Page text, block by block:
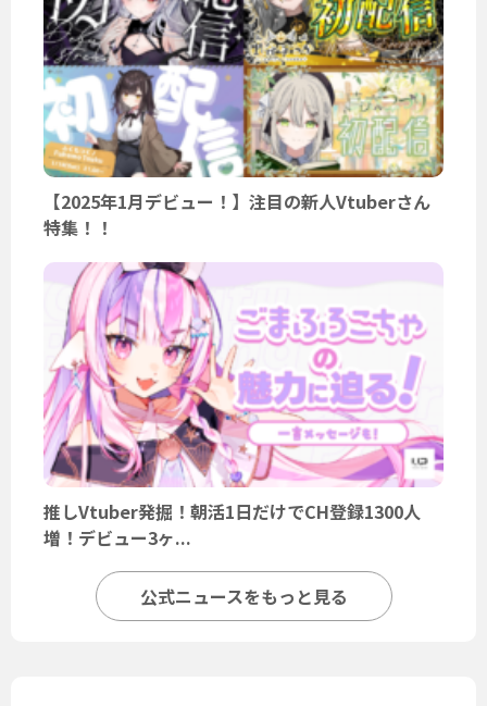
【2025年1月デビュー！】注目の新人Vtuberさん
特集！！
推しVtuber発掘！朝活1日だけでCH登録1300人
増！デビュー3ヶ...
公式ニュースをもっと見る